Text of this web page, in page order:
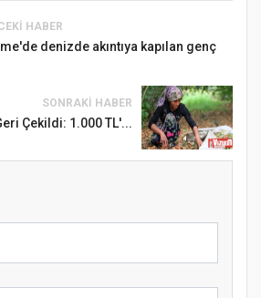
HABER
denizde akıntıya kapılan genç
SONRAKI HABER
Çekildi: 1.000 TL'...